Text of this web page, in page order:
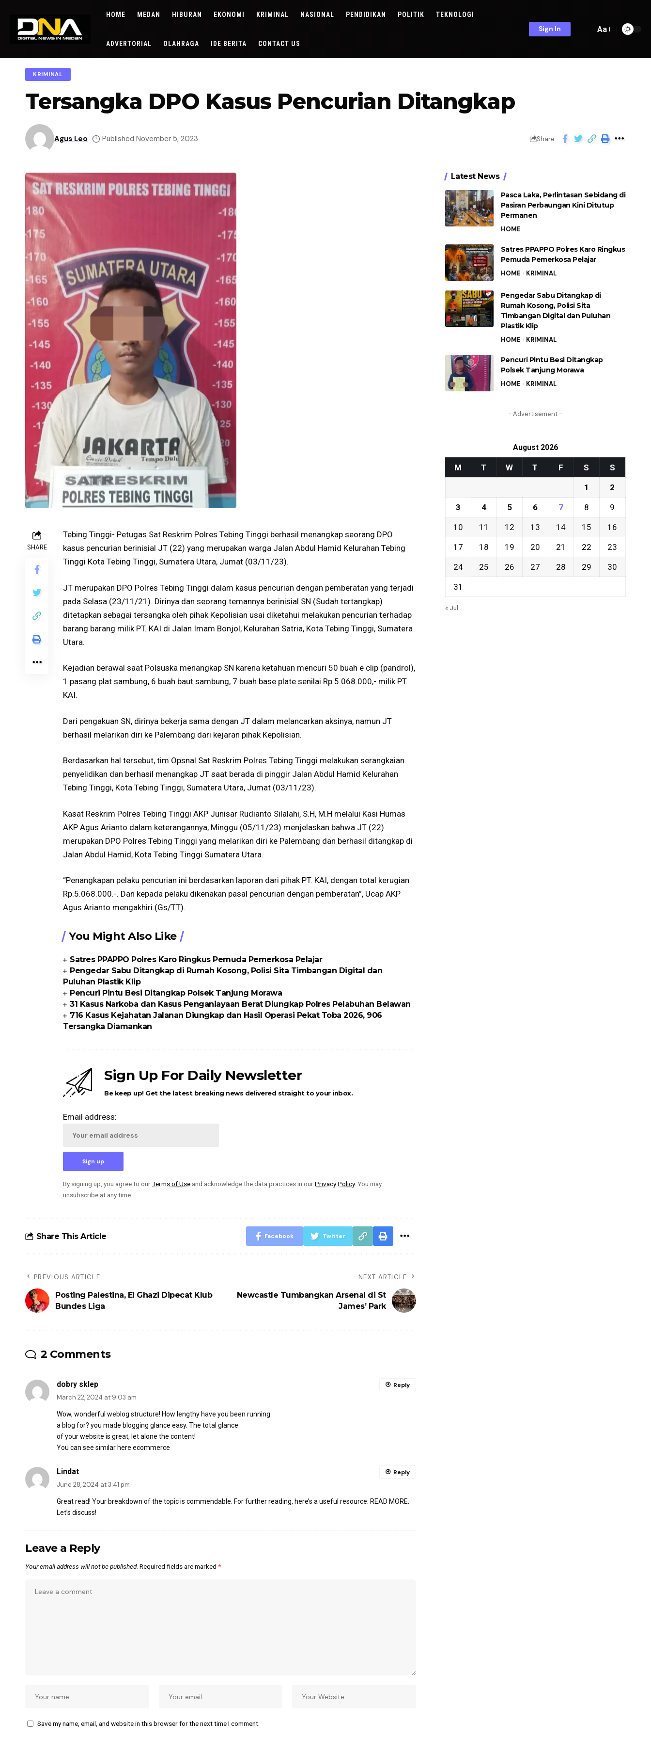
HOME MEDAN HIBURAN EKONOMI KRIMINAL NASIONAL PENDIDIKAN POLITIK TEKNOLOGI
ADVERTORIAL OLAHRAGA IDE BERITA CONTACT US
Sign In Aa
KRIMINAL
Tersangka DPO Kasus Pencurian Ditangkap
Agus Leo Published November 5, 2023 Share
SHARE
Tebing Tinggi- Petugas Sat Reskrim Polres Tebing Tinggi berhasil menangkap seorang DPO
kasus pencurian berinisial JT (22) yang merupakan warga Jalan Abdul Hamid Kelurahan Tebing
Tinggi Kota Tebing Tinggi, Sumatera Utara, Jumat (03/11/23).
JT merupakan DPO Polres Tebing Tinggi dalam kasus pencurian dengan pemberatan yang terjadi
pada Selasa (23/11/21). Dirinya dan seorang temannya berinisial SN (Sudah tertangkap)
ditetapkan sebagai tersangka oleh pihak Kepolisian usai diketahui melakukan pencurian terhadap
barang barang milik PT. KAI di Jalan Imam Bonjol, Kelurahan Satria, Kota Tebing Tinggi, Sumatera
Utara.
Kejadian berawal saat Polsuska menangkap SN karena ketahuan mencuri 50 buah e clip (pandrol),
1 pasang plat sambung, 6 buah baut sambung, 7 buah base plate senilai Rp.5.068.000,- milik PT.
KAI.
Dari pengakuan SN, dirinya bekerja sama dengan JT dalam melancarkan aksinya, namun JT
berhasil melarikan diri ke Palembang dari kejaran pihak Kepolisian.
Berdasarkan hal tersebut, tim Opsnal Sat Reskrim Polres Tebing Tinggi melakukan serangkaian
penyelidikan dan berhasil menangkap JT saat berada di pinggir Jalan Abdul Hamid Kelurahan
Tebing Tinggi, Kota Tebing Tinggi, Sumatera Utara, Jumat (03/11/23).
Kasat Reskrim Polres Tebing Tinggi AKP Junisar Rudianto Silalahi, S.H, M.H melalui Kasi Humas
AKP Agus Arianto dalam keterangannya, Minggu (05/11/23) menjelaskan bahwa JT (22)
merupakan DPO Polres Tebing Tinggi yang melarikan diri ke Palembang dan berhasil ditangkap di
Jalan Abdul Hamid, Kota Tebing Tinggi Sumatera Utara.
“Penangkapan pelaku pencurian ini berdasarkan laporan dari pihak PT. KAI, dengan total kerugian
Rp.5.068.000.-. Dan kepada pelaku dikenakan pasal pencurian dengan pemberatan”, Ucap AKP
Agus Arianto mengakhiri.(Gs/TT).
You Might Also Like
Satres PPAPPO Polres Karo Ringkus Pemuda Pemerkosa Pelajar
Pengedar Sabu Ditangkap di Rumah Kosong, Polisi Sita Timbangan Digital dan
Puluhan Plastik Klip
Pencuri Pintu Besi Ditangkap Polsek Tanjung Morawa
31 Kasus Narkoba dan Kasus Penganiayaan Berat Diungkap Polres Pelabuhan Belawan
716 Kasus Kejahatan Jalanan Diungkap dan Hasil Operasi Pekat Toba 2026, 906
Tersangka Diamankan
Sign Up For Daily Newsletter
Be keep up! Get the latest breaking news delivered straight to your inbox.
Email address:
By signing up, you agree to ourTerms of Use and acknowledge the data practices in ourPrivacy Policy. You may
unsubscribe at any time.
Share This Article Facebook Twitter
PREVIOUS ARTICLE
Posting Palestina, El Ghazi Dipecat Klub
Bundes Liga
NEXT ARTICLE
Newcastle Tumbangkan Arsenal di St
James’ Park
2 Comments
dobry sklep
March 22, 2024 at 9:03 am
Wow, wonderful weblog structure! How lengthy have you been running
a blog for? you made blogging glance easy. The total glance
of your website is great, let alone the content!
You can see similar here ecommerce
Reply
Lindat
June 28, 2024 at 3:41 pm
Great read! Your breakdown of the topic is commendable. For further reading, here’s a useful resource: READ MORE
Let’s discuss!
Reply
Leave a Reply
Your email address will not be published. Required fields are marked *
Save my name, email, and website in this browser for the next time I comment.
Latest News
Pasca Laka, Perlintasan Sebidang di
Pasiran Perbaungan Kini Ditutup
Permanen
HOME
Satres PPAPPO Polres Karo Ringkus
Pemuda Pemerkosa Pelajar
HOME KRIMINAL
Pengedar Sabu Ditangkap di
Rumah Kosong, Polisi Sita
Timbangan Digital dan Puluhan
Plastik Klip
HOME KRIMINAL
Pencuri Pintu Besi Ditangkap
Polsek Tanjung Morawa
HOME KRIMINAL
- Advertisement -
August 2026
M T W T F S S
1 2
3 4 5 6 7 8 9
10 11 12 13 14 15 16
17 18 19 20 21 22 23
24 25 26 27 28 29 30
31
« Jul